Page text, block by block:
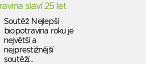
slaví 25 let
Soutěž Nejlepší
biopotravina roku je
největší a
nejprestižnější
soutěží…